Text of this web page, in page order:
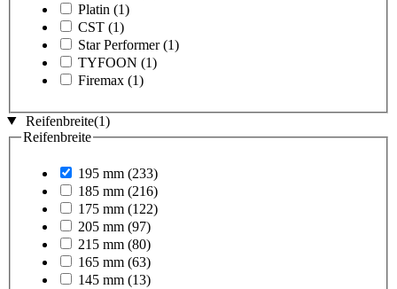
Platin (1)
CST (1)
Star Performer (1)
TYFOON (1)
Firemax (1)
Reifenbreite(1)
Reifenbreite
195 mm (233)
185 mm (216)
175 mm (122)
205 mm (97)
215 mm (80)
165 mm (63)
145 mm (13)